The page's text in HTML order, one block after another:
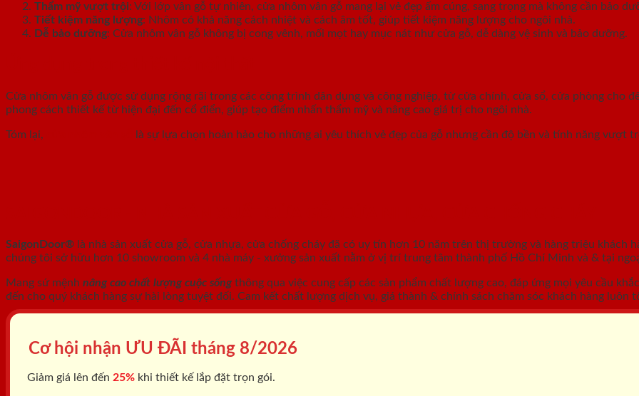
Thẩm mỹ vượt trội: Với lớp vân gỗ tự nhiên, cửa nhôm vân gỗ mang lại vẻ đẹp ấm cúng, sang trọng mà không cần bảo
Tiết kiệm năng lượng: Nhôm có khả năng cách nhiệt và cách âm tốt, giúp tiết kiệm năng lượng cho ngôi nhà.
Dễ bảo dưỡng: Cửa nhôm vân gỗ không bị cong vênh, mối mọt hay mục nát như cửa gỗ, dễ dàng vệ sinh và bảo dưỡng.
Cửa nhôm vân gỗ được sử dụng rộng rãi trong các công trình dân dụng và công nghiệp, từ cửa chính, cửa sổ, cửa phòng cho
phong cách thiết kế từ hiện đại đến cổ điển, giúp tạo điểm nhấn thẩm mỹ và nâng cao giá trị cho ngôi nhà.
Tóm lại, là sự lựa chọn hoàn hảo cho những ai yêu thích vẻ đẹp của gỗ nhưng cần độ bền và tính năng vượt
SaigonDoor® là nhà sản xuất cửa gỗ, cửa nhựa, cửa chống cháy đã có uy tín hơn 10 năm trên thị trường và hàng triệu khách
chúng tôi sở hữu hơn 10 showroom và 4 nhà máy - xưởng sản xuất nằm ở vị trí trung tâm thành phố Hồ Chí Minh và & tại
Mang sứ mệnh nâng cao chất lượng cuộc sống thông qua việc cung cấp các sản phẩm chất lượng cao, đáp ứng mọi yêu cầu
đến cho quý khách hàng sự hài lòng tuyệt đối. Cam kết chất lượng dịch vụ, giá thành & chính sách chăm sóc khách hàng luôn
Cơ hội nhận ƯU ĐÃI tháng 8/2026
Giảm giá lên đến 25% khi thiết kế lắp đặt trọn gói.